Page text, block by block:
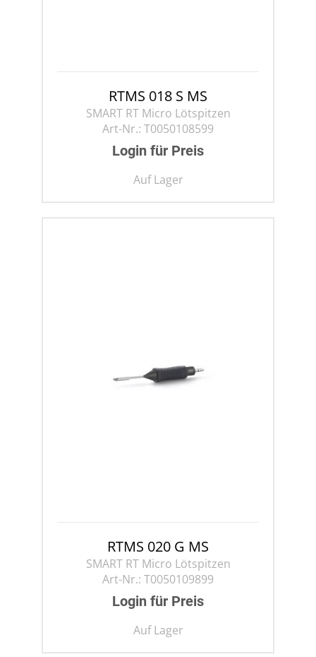
RTMS 018 S MS
SMART RT Micro Lötspitzen
Art-Nr.: T0050108599
Login für Preis
Auf Lager
RTMS 020 G MS
SMART RT Micro Lötspitzen
Art-Nr.: T0050109899
Login für Preis
Auf Lager